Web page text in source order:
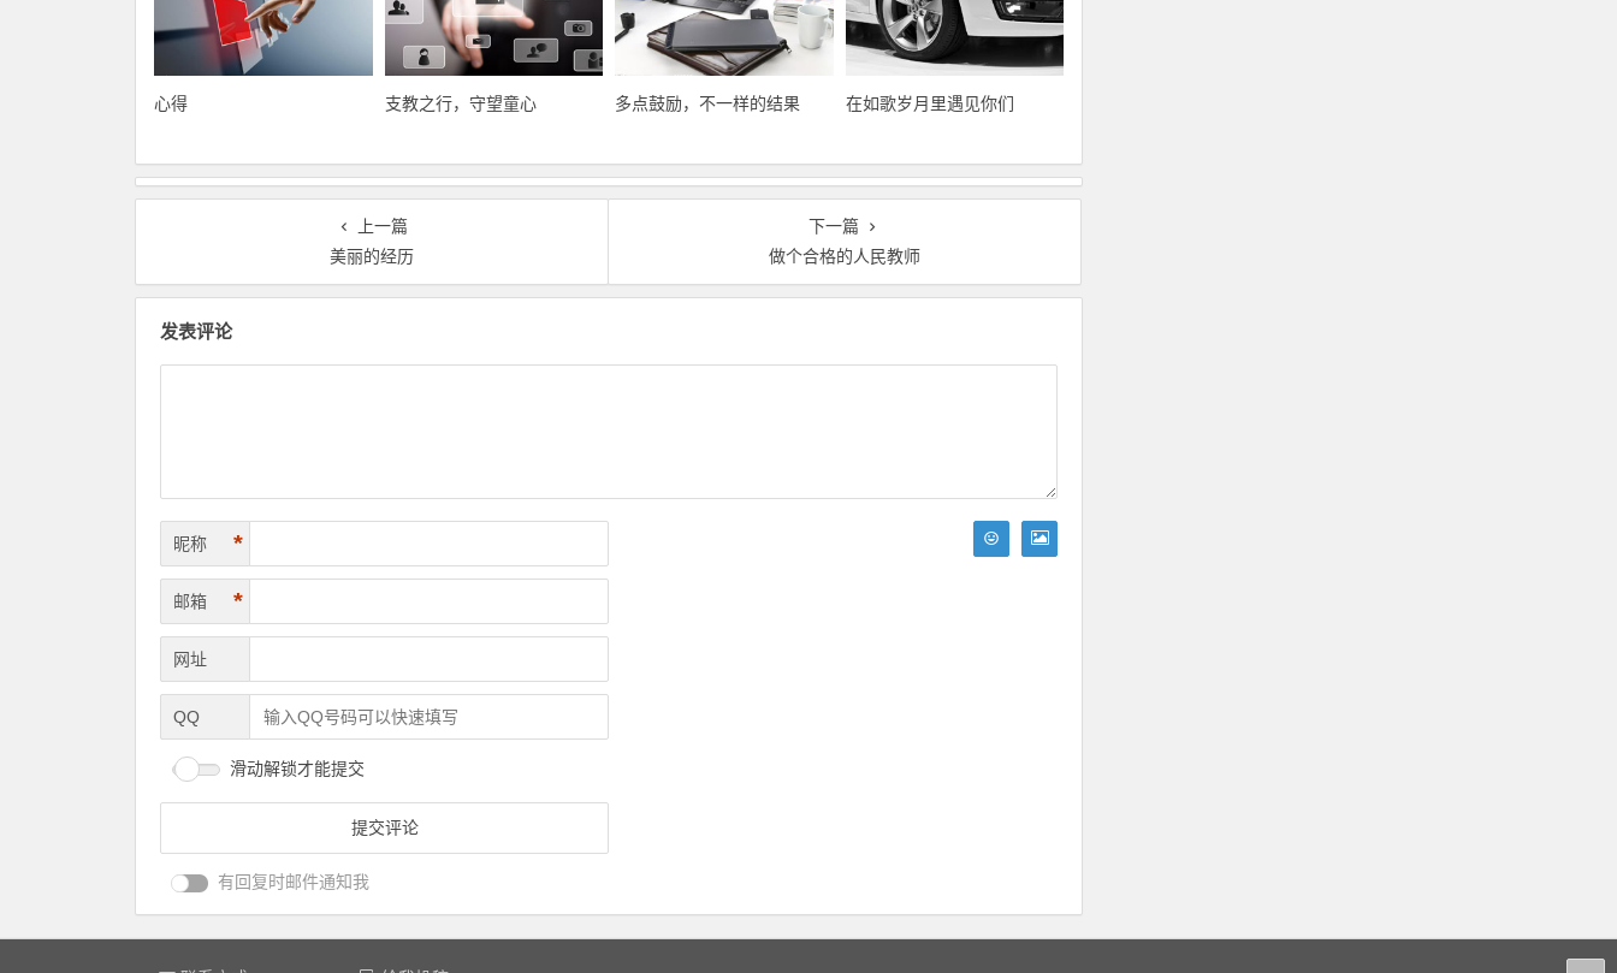
心得 支教之行，守望童心 多点鼓励，不一样的结果 在如歌岁月里遇见你们
上一篇
美丽的经历
下一篇
做个合格的人民教师
发表评论
昵称 *
邮箱 *
网址
QQ
滑动解锁才能提交
有回复时邮件通知我